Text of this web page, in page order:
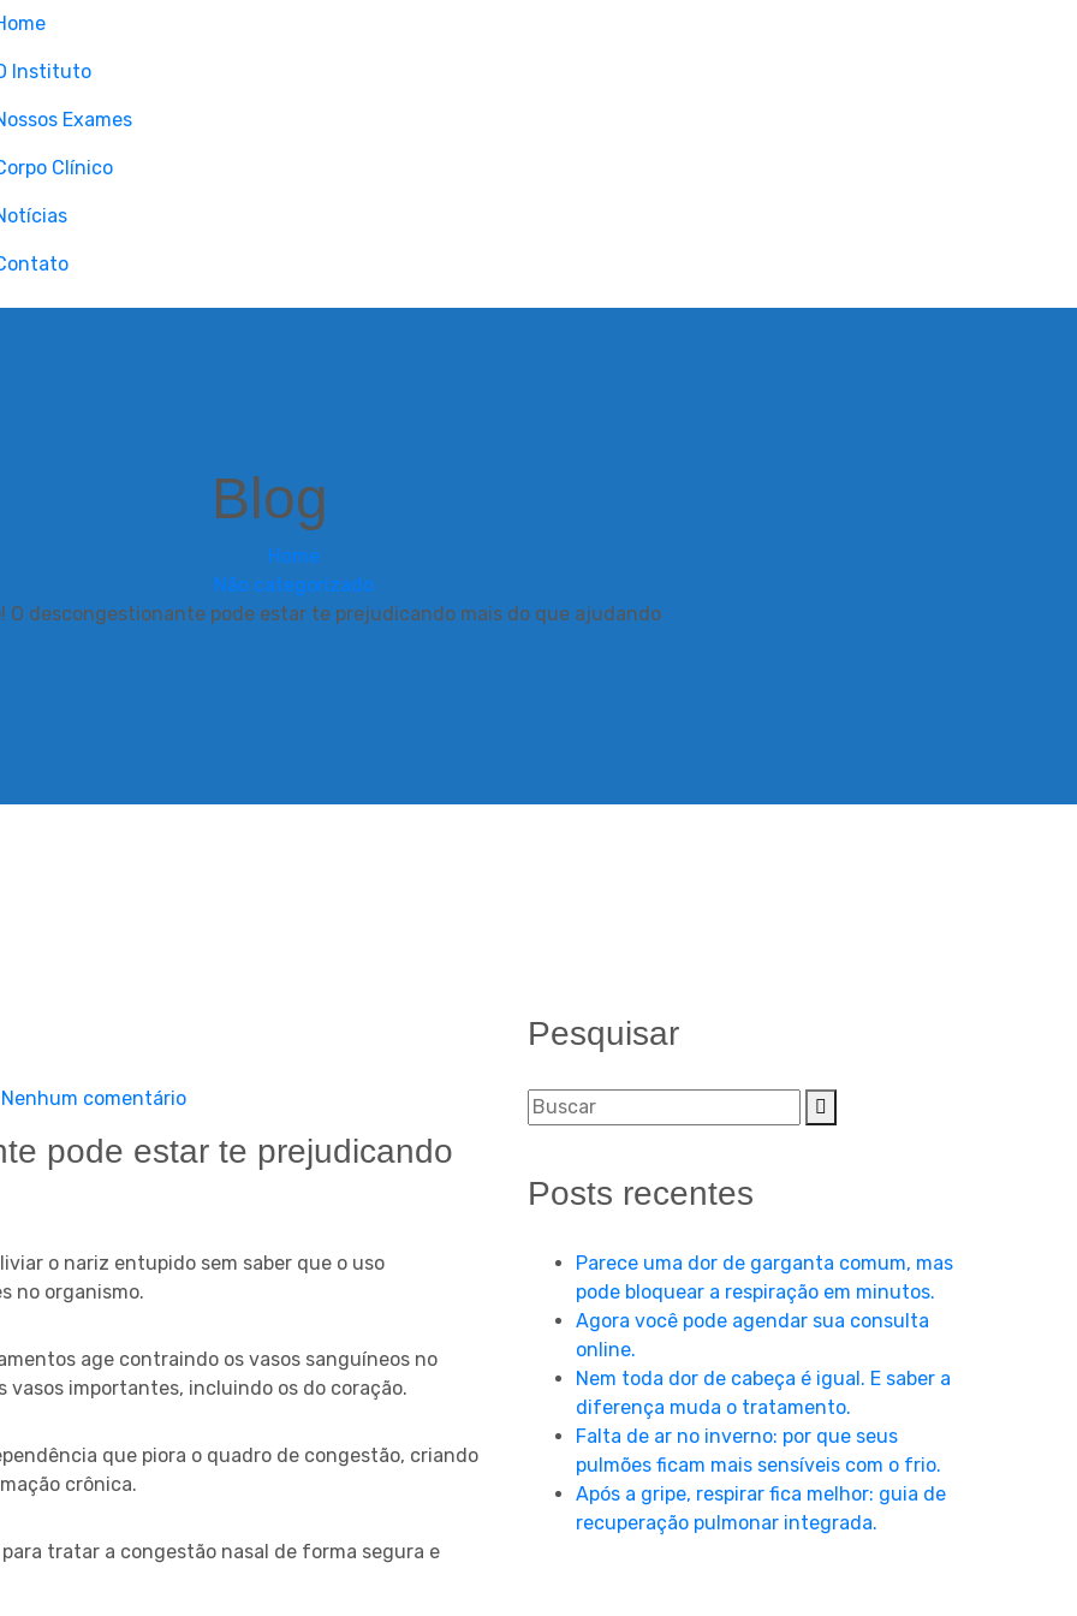
Instituto
Exames
Clínico
Blog
Home
Não categorizado
O descongestionante pode estar te prejudicando mais do que ajudando
Nenhum comentário
pode estar te prejudicando
o nariz entupido sem saber que o uso
no organismo.
age contraindo os vasos sanguíneos no
importantes, incluindo os do coração.
que piora o quadro de congestão, criando
crônica.
tratar a congestão nasal de forma segura e
Pesquisar
Posts recentes
Parece uma dor de garganta comum, mas
pode bloquear a respiração em minutos.
Agora você pode agendar sua consulta
online.
Nem toda dor de cabeça é igual. E saber a
diferença muda o tratamento.
Falta de ar no inverno: por que seus
pulmões ficam mais sensíveis com o frio.
Após a gripe, respirar fica melhor: guia de
recuperação pulmonar integrada.